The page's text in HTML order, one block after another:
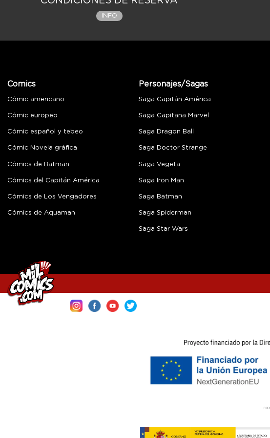
INFO
Comics
Cómic americano
Cómic europeo
Cómic español y tebeo
Cómic Novela gráfica
Cómics de Batman
Cómics del Capitán América
Cómics de Los Vengadores
Cómics de Aquaman
Personajes/Sagas
Saga Capitán América
Saga Capitana Marvel
Saga Dragon Ball
Saga Doctor Strange
Saga Vegeta
Saga Iron Man
Saga Batman
Saga Spiderman
Saga Star Wars